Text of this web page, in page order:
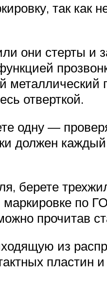
так как
они стерты и
отверткой.
одну —
должен каждый
берете
по
прочитав
из
пластин